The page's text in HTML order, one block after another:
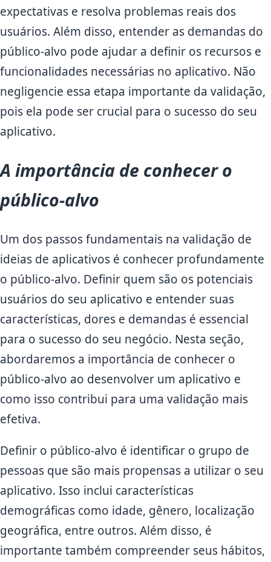
expectativas e resolva problemas reais dos
usuários. Além disso, entender as demandas do
público-alvo pode ajudar a definir os recursos e
funcionalidades necessárias no aplicativo. Não
negligencie essa etapa importante da validação,
pois ela pode ser crucial para o sucesso do seu
aplicativo.
A importância de conhecer o
público-alvo
Um dos passos fundamentais na validação de
ideias de aplicativos é conhecer profundamente
o público-alvo. Definir quem são os potenciais
usuários do seu aplicativo e entender suas
características, dores e demandas é essencial
para o sucesso do seu negócio. Nesta seção,
abordaremos a importância de conhecer o
público-alvo ao desenvolver um aplicativo e
como isso contribui para uma validação mais
efetiva.
Definir o público-alvo é identificar o grupo de
pessoas que são mais propensas a utilizar o seu
aplicativo. Isso inclui características
demográficas como idade, gênero, localização
geográfica, entre outros. Além disso, é
importante também compreender seus hábitos,